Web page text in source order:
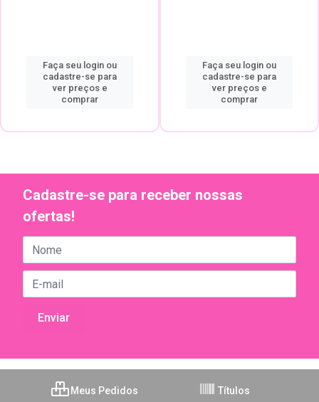
Faça seu login ou
cadastre-se para
ver preços e
comprar
Faça seu login ou
cadastre-se para
ver preços e
comprar
Cadastre-se para receber nossas
ofertas!
Meus Pedidos Títulos